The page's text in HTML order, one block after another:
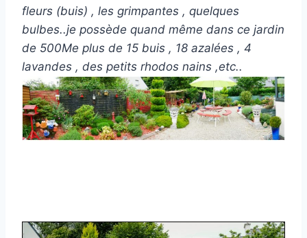
fleurs (buis) , les grimpantes , quelques
bulbes..je possède quand même dans ce jardin
de 500Me plus de 15 buis , 18 azalées , 4
lavandes , des petits rhodos nains ,etc..